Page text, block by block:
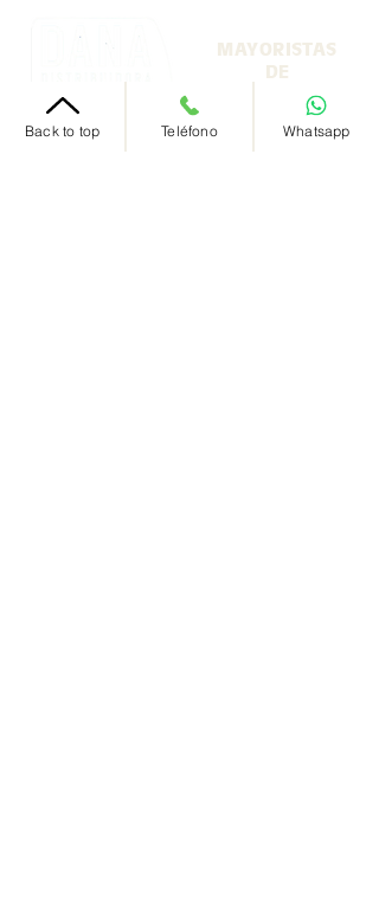
MAYORISTAS
DE
MAYORISTAS
Back to top Teléfono Whatsapp